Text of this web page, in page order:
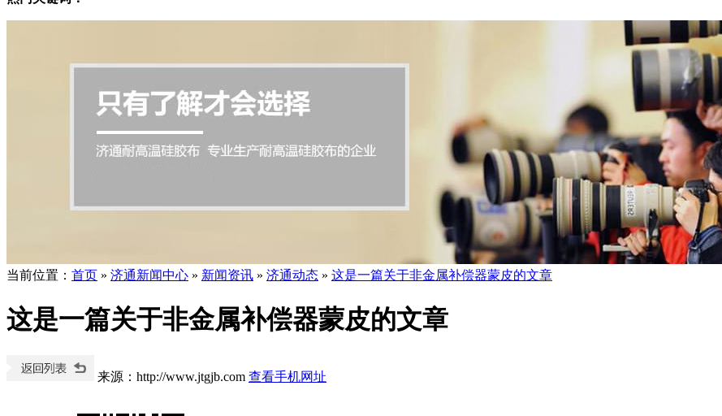
当前位置 ： 首页 » 济通新闻中心 » 新闻资讯 » 济通动态 » 这是一篇关于非金属补偿器蒙皮的文章
这是一篇关于非金属补偿器蒙皮的文章
来源：http://www.jtgjb.com 查看手机网址